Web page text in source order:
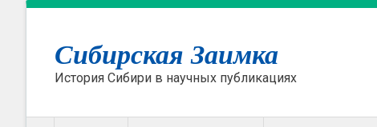
Сибирская Заимка
История Сибири в научных публикациях